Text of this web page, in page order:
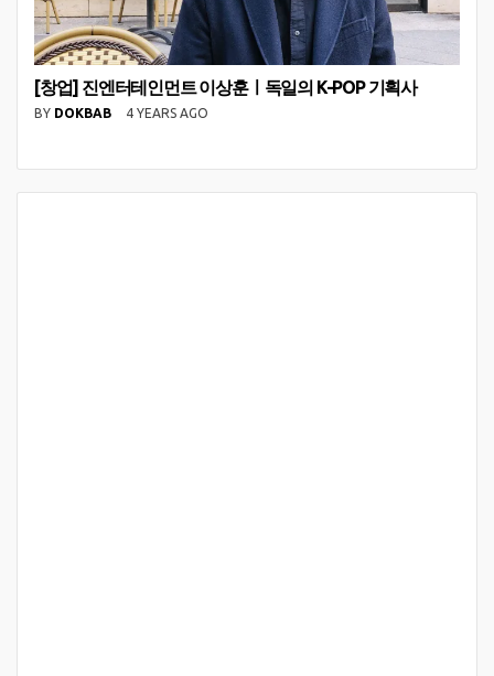
[창업] 진엔터테인먼트 이상훈ㅣ독일의 K-POP 기획사
BY DOKBAB 4 YEARS AGO